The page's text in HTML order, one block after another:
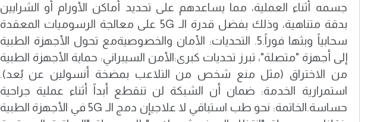
جسمه أثناء العملية، مما يساعدهم على تحديد أماكن الأورام أو الشرايين
بدقة متناهية، وذلك بفضل قدرة الـ 5G على معالجة الرسوميات المعقدة
سحابياً وبثها فوراً. ​5. التحديات: الأمان والخصوصية ​مع تحول الأجهزة الطبية
إلى أجهزة "متصلة"، تبرز تحديات كبرى: ​الأمن السيبراني: حماية الأجهزة الطبية
من الاختراق (مثل منع شخص من التلاعب بمضخة أنسولين عن بُعد). ​
استمرارية الخدمة: ضمان أن الشبكة لن تنقطع أبداً أثناء عملية جراحية
حساسة. ​الخاتمة: نحو طب استباقي لا علاجي ​إن دمج الـ 5G في الأجهزة الطبية